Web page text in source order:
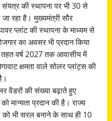
की स्थापना पर भी 30 से
रहा है। मुख्यमंत्री सौर
प्लांट की स्थापना के माध्यम से
का अवसर भी प्रदान किया
तहत वर्ष 2027 तक आवासीय में
क्षमता वाले सोलर प्लांट्स की
वेंडरों की संख्या बढ़ाते हुए
मान्यता प्रदान की है। राज्य
को भी सरल बनाने के साथ ही 10